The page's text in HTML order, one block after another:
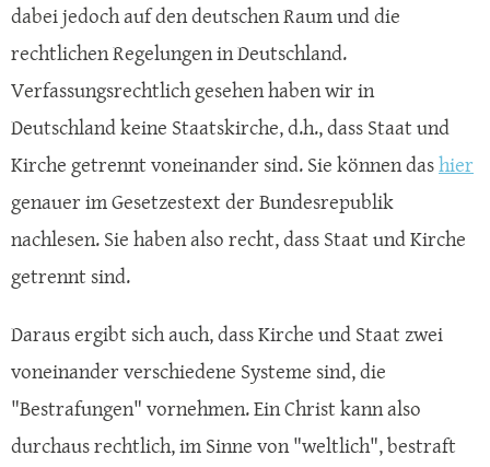
dabei jedoch auf den deutschen Raum und die
rechtlichen Regelungen in Deutschland.
Verfassungsrechtlich gesehen haben wir in
Deutschland keine Staatskirche, d.h., dass Staat und
Kirche getrennt voneinander sind. Sie können dashier
genauer im Gesetzestext der Bundesrepublik
nachlesen. Sie haben also recht, dass Staat und Kirche
getrennt sind.
Daraus ergibt sich auch, dass Kirche und Staat zwei
voneinander verschiedene Systeme sind, die
"Bestrafungen" vornehmen. Ein Christ kann also
durchaus rechtlich, im Sinne von "weltlich", bestraft